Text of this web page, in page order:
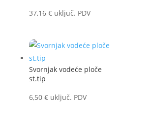
37,16 € uključ. PDV
Svornjak vodeće ploče
st.tip
6,50 € uključ. PDV